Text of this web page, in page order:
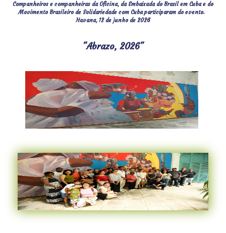
Companheiros e companheiras da Oficina, da Embaixada do Brasil em Cuba e do
Movimento Brasileiro de Solidariedade com Cuba participaram do evento.
Havana, 12 de junho de 2026
"Abrazo, 2026"